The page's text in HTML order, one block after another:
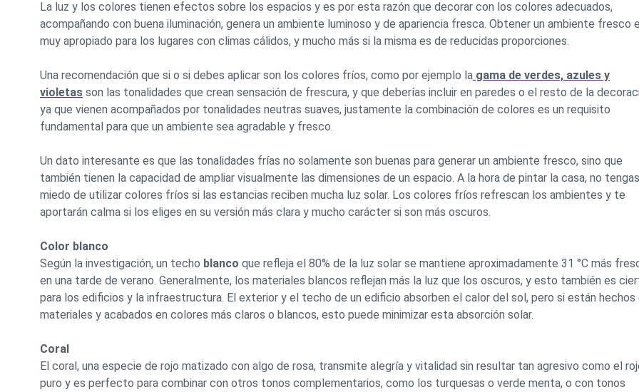
La luz y los colores tienen efectos sobre los espacios y es por esta razón que decorar con los colores adecuados,
acompañando con buena iluminación, genera un ambiente luminoso y de apariencia fresca. Obtener un ambiente fresco
muy apropiado para los lugares con climas cálidos, y mucho más si la misma es de reducidas proporciones.
Una recomendación que si o si debes aplicar son los colores fríos, como por ejemplo la gama de verdes, azules y
violetas son las tonalidades que crean sensación de frescura, y que deberías incluir en paredes o el resto de la
ya que vienen acompañados por tonalidades neutras suaves, justamente la combinación de colores es un requisito
fundamental para que un ambiente sea agradable y fresco.
Un dato interesante es que las tonalidades frías no solamente son buenas para generar un ambiente fresco, sino que
también tienen la capacidad de ampliar visualmente las dimensiones de un espacio. A la hora de pintar la casa, no tengas
miedo de utilizar colores fríos si las estancias reciben mucha luz solar. Los colores fríos refrescan los ambientes y te
aportarán calma si los eliges en su versión más clara y mucho carácter si son más oscuros.
Color blanco
Según la investigación, un techo blanco que refleja el 80% de la luz solar se mantiene aproximadamente 31 °C más
en una tarde de verano. Generalmente, los materiales blancos reflejan más la luz que los oscuros, y esto también es
para los edificios y la infraestructura. El exterior y el techo de un edificio absorben el calor del sol, pero si están hechos
materiales y acabados en colores más claros o blancos, esto puede minimizar esta absorción solar.
Coral
El coral, una especie de rojo matizado con algo de rosa, transmite alegría y vitalidad sin resultar tan agresivo como el
puro y es perfecto para combinar con otros tonos complementarios, como los turquesas o verde menta, o con tonos